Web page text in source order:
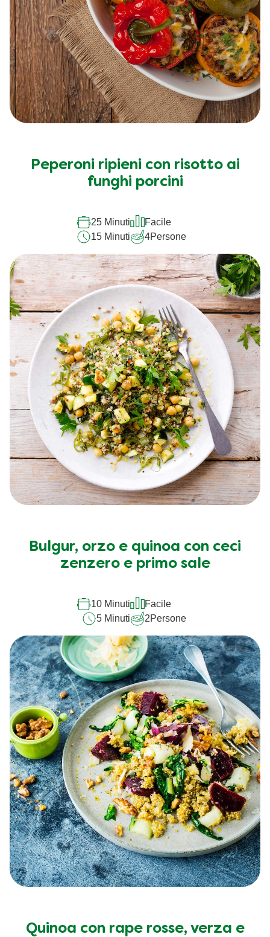
Peperoni ripieni con risotto ai
funghi porcini
25 Minuti
Facile
15 Minuti
4Persone
Bulgur, orzo e quinoa con ceci
zenzero e primo sale
10 Minuti
Facile
5 Minuti
2Persone
Quinoa con rape rosse, verza e